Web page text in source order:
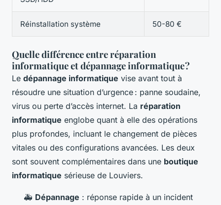
Réinstallation système 50-80 €
Quelle différence entre réparation
informatique et dépannage informatique ?
Le dépannage informatique vise avant tout à
résoudre une situation d’urgence : panne soudaine,
virus ou perte d’accès internet. La réparation
informatique englobe quant à elle des opérations
plus profondes, incluant le changement de pièces
vitales ou des configurations avancées. Les deux
sont souvent complémentaires dans une boutique
informatique sérieuse de Louviers.
🚑 Dépannage : réponse rapide à un incident